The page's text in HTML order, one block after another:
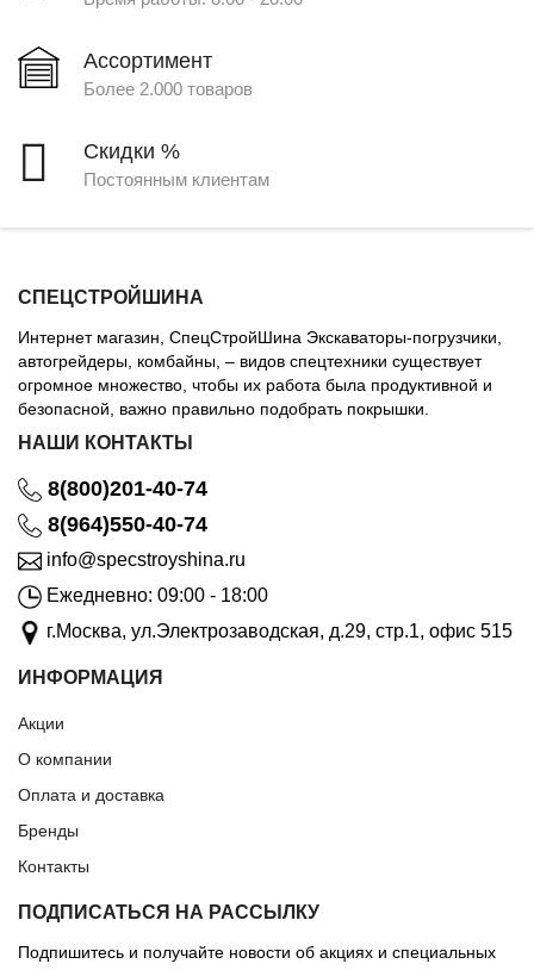
Ассортимент
Более 2.000 товаров
Скидки %
Постоянным клиентам
СПЕЦСТРОЙШИНА
Интернет магазин, СпецСтройШина Экскаваторы-погрузчики,
автогрейдеры, комбайны, – видов спецтехники существует
огромное множество, чтобы их работа была продуктивной и
безопасной, важно правильно подобрать покрышки.
НАШИ КОНТАКТЫ
8(800)201-40-74
8(964)550-40-74
info@specstroyshina.ru
Ежедневно: 09:00 - 18:00
г.Москва, ул.Электрозаводская, д.29, стр.1, офис 515
ИНФОРМАЦИЯ
Акции
О компании
Оплата и доставка
Бренды
Контакты
ПОДПИСАТЬСЯ НА РАССЫЛКУ
Подпишитесь и получайте новости об акциях и специальных